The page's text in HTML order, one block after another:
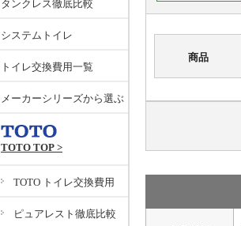
商品
タンクレス徹底比較
システムトイレ
トイレ交換費用一覧
メーカーシリーズから選ぶ
TOTO TOP >
TOTO トイレ交換費用
ピュアレスト徹底比較